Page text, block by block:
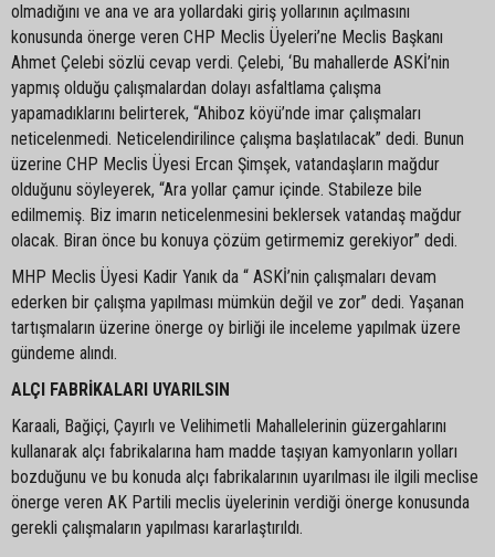
olmadığını ve ana ve ara yollardaki giriş yollarının açılmasını
konusunda önerge veren CHP Meclis Üyeleri’ne Meclis Başkanı
Ahmet Çelebi sözlü cevap verdi. Çelebi, ‘Bu mahallerde ASKİ’nin
yapmış olduğu çalışmalardan dolayı asfaltlama çalışma
yapamadıklarını belirterek, “Ahiboz köyü’nde imar çalışmaları
neticelenmedi. Neticelendirilince çalışma başlatılacak” dedi. Bunun
üzerine CHP Meclis Üyesi Ercan Şimşek, vatandaşların mağdur
olduğunu söyleyerek, “Ara yollar çamur içinde. Stabileze bile
edilmemiş. Biz imarın neticelenmesini beklersek vatandaş mağdur
olacak. Biran önce bu konuya çözüm getirmemiz gerekiyor” dedi.
MHP Meclis Üyesi Kadir Yanık da “ ASKİ’nin çalışmaları devam
ederken bir çalışma yapılması mümkün değil ve zor” dedi. Yaşanan
tartışmaların üzerine önerge oy birliği ile inceleme yapılmak üzere
gündeme alındı.
ALÇI FABRİKALARI UYARILSIN
Karaali, Bağiçi, Çayırlı ve Velihimetli Mahallelerinin güzergahlarını
kullanarak alçı fabrikalarına ham madde taşıyan kamyonların yolları
bozduğunu ve bu konuda alçı fabrikalarının uyarılması ile ilgili meclise
önerge veren AK Partili meclis üyelerinin verdiği önerge konusunda
gerekli çalışmaların yapılması kararlaştırıldı.